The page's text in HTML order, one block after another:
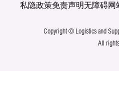
私隐政策免责声明无障碍网
Copyright © Logistics and
All